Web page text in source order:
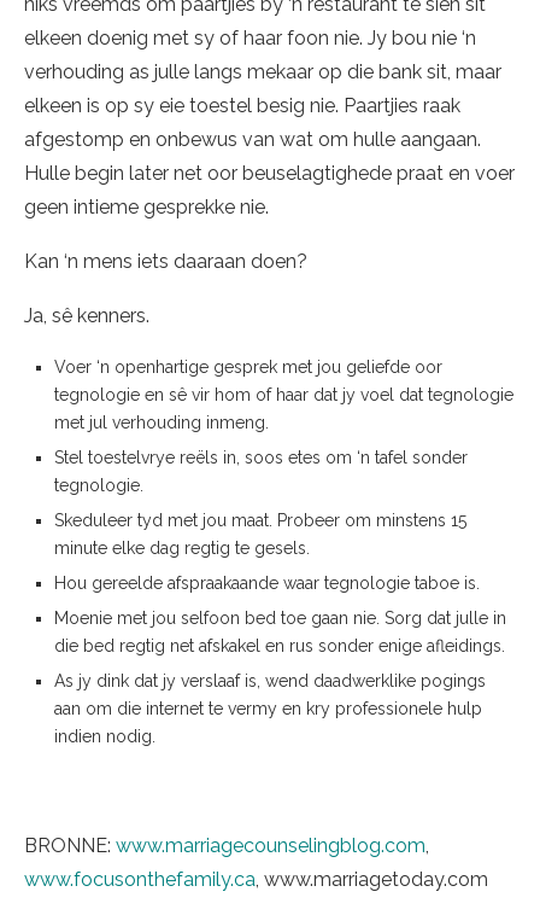
elkeen doenig met sy of haar foon nie. Jy bou nie ‘n
verhouding as julle langs mekaar op die bank sit, maar
elkeen is op sy eie toestel besig nie. Paartjies raak
afgestomp en onbewus van wat om hulle aangaan.
Hulle begin later net oor beuselagtighede praat en voer
geen intieme gesprekke nie.
Kan ‘n mens iets daaraan doen?
Ja, sê kenners.
Voer ‘n openhartige gesprek met jou geliefde oor
tegnologie en sê vir hom of haar dat jy voel dat tegnologie
met jul verhouding inmeng.
Stel toestelvrye reëls in, soos etes om ‘n tafel sonder
tegnologie.
Skeduleer tyd met jou maat. Probeer om minstens 15
minute elke dag regtig te gesels.
Hou gereelde afspraakaande waar tegnologie taboe is.
Moenie met jou selfoon bed toe gaan nie. Sorg dat julle in
die bed regtig net afskakel en rus sonder enige afleidings.
As jy dink dat jy verslaaf is, wend daadwerklike pogings
aan om die internet te vermy en kry professionele hulp
indien nodig.
BRONNE: www.marriagecounselingblog.com,
www.focusonthefamily.ca, www.marriagetoday.com